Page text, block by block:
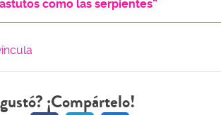
como las serpientes”
¡Compártelo!